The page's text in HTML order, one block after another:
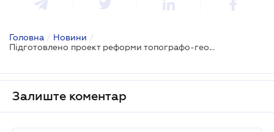
Головна / Новини /
Підготовлено проект реформи топографо-геодезичної діяльності
Залиште коментар